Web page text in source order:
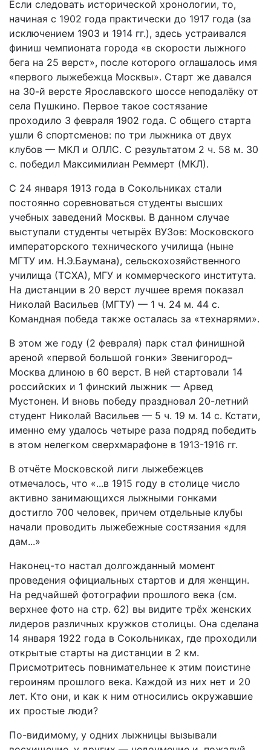
Если следовать исторической хронологии, то,
начиная с 1902 года практически до 1917 года (за
исключением 1903 и 1914 гг.), здесь устраивался
финиш чемпионата города «в скорости лыжного
бега на 25 верст», после которого оглашалось имя
«первого лыжебежца Москвы». Старт же давался
на 30-й версте Ярославского шоссе неподалёку от
села Пушкино. Первое такое состязание
проходило 3 февраля 1902 года. С общего старта
ушли 6 спортсменов: по три лыжника от двух
клубов — МКЛ и ОЛЛС. С результатом 2 ч. 58 м. 30
с. победил Максимилиан Реммерт (МКЛ).
С 24 января 1913 года в Сокольниках стали
постоянно соревноваться студенты высших
учебных заведений Москвы. В данном случае
выступали студенты четырёх ВУЗов: Московского
императорского технического училища (ныне
МГТУ им. Н.Э.Баумана), сельскохозяйственного
училища (ТСХА), МГУ и коммерческого института.
На дистанции в 20 верст лучшее время показал
Николай Ва­сильев (МГТУ) — 1 ч. 24 м. 44 с.
Командная победа также осталась за «технарями».
В этом же году (2 февраля) парк стал финишной
ареной «первой большой гонки» Звенигород–
Москва длиною в 60 верст. В ней стартовали 14
российских и 1 финский лыжник — Арвед
Мустонен. И вновь победу праздновал 20-летний
студент Николай Васильев — 5 ч. 19 м. 14 с. Кстати,
именно ему удалось четыре раза подряд победить
в этом нелегком сверхмарафоне в 1913-1916 гг.
В отчёте Московской лиги лыжебежцев
отмечалось, что «...в 1915 году в столице число
активно занимающихся лыжными гонками
достигло 700 человек, причем отдельные клубы
начали проводить лыжебежные состязания «для
дам...»
Наконец-то настал долгожданный момент
проведения официальных стартов и для женщин.
На редчайшей фотографии прошлого века (см.
верхнее фото на стр. 62) вы видите трёх женских
лидеров различных кружков столицы. Она сделана
14 января 1922 года в Сокольниках, где проходили
открытые старты на дистанции в 2 км.
Присмотритесь повнимательнее к этим поистине
героиням прошлого века. Каждой из них нет и 20
лет. Кто они, и как к ним относились окружавшие
их простые люди?
По-видимому, у одних лыжницы вызывали